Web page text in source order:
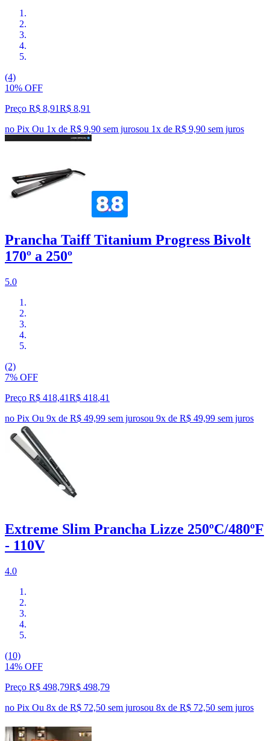
(4)
10% OFF
Preço R$ 8,91R$ 8,91
no Pix Ou 1x de R$ 9,90 sem jurosou 1x de R$ 9,90 sem juros
Prancha Taiff Titanium Progress Bivolt
170º a 250º
5.0
(2)
7% OFF
Preço R$ 418,41R$ 418,41
no Pix Ou 9x de R$ 49,99 sem jurosou 9x de R$ 49,99 sem juros
Extreme Slim Prancha Lizze 250ºC/480ºF
- 110V
4.0
(10)
14% OFF
Preço R$ 498,79R$ 498,79
no Pix Ou 8x de R$ 72,50 sem jurosou 8x de R$ 72,50 sem juros